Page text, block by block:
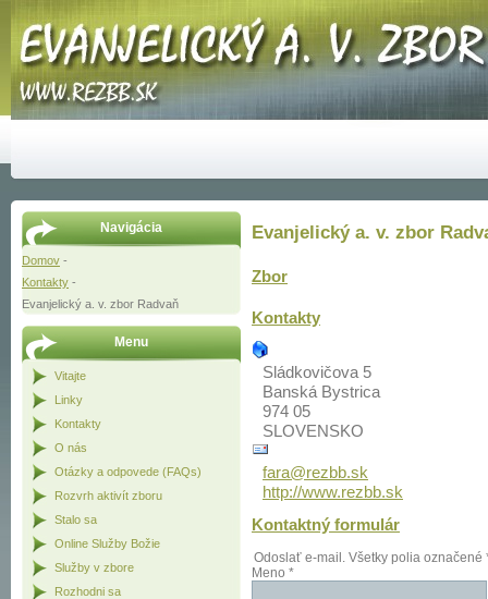
Navigácia
Domov -
Kontakty -
Evanjelický a. v. zbor Radvaň
Menu
Vitajte
Linky
Kontakty
O nás
Otázky a odpovede (FAQs)
Rozvrh aktivít zboru
Stalo sa
Online Služby Božie
Služby v zbore
Rozhodni sa
Evanjelický a. v. zbor
Zbor
Kontakty
Sládkovičova 5
Banská Bystrica
974 05
SLOVENSKO
fara@rezbb.sk
http://www.rezbb.sk
Kontaktný formulár
Odoslať e-mail. Všetky polia označené
Meno *